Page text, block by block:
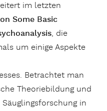
im letzten
Some Basic
, die
um einige Aspekte
Betrachtet man
Theoriebildung und
in